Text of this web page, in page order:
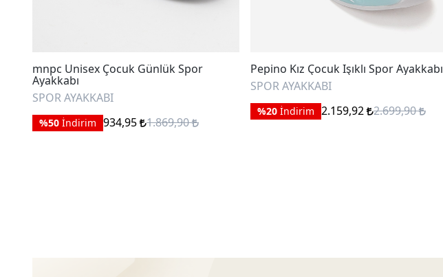
mnpc Unisex Çocuk Günlük Spor
Ayakkabı
SPOR AYAKKABI
%50 İndirim 934,95 1.869,90
Pepino Kız Çocuk Işıklı Spor Ayakkabı
SPOR AYAKKABI
%20 İndirim 2.159,92 2.699,90